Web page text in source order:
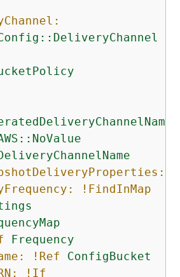
!FindInMap
Frequency
!Ref
ConfigBucket
!If